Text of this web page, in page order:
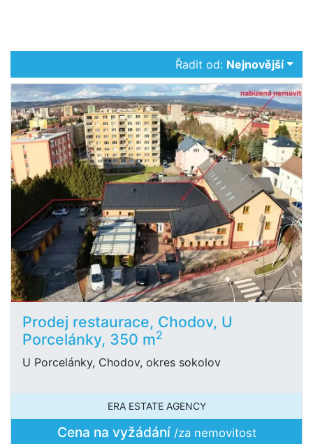
Řadit od: Nejnovější
Prodej restaurace, Chodov, U
Porcelánky, 350 m2
U Porcelánky, Chodov, okres sokolov
ERA ESTATE AGENCY
Cena na vyžádání /za nemovitost